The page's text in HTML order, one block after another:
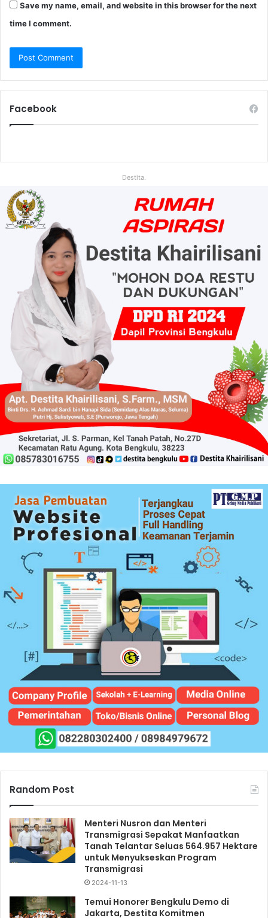
Save my name, email, and website in this browser for the next
time I comment.
Facebook
Destita.
Random Post
Menteri Nusron dan Menteri
Transmigrasi Sepakat Manfaatkan
Tanah Telantar Seluas 564.957 Hektare
untuk Menyukseskan Program
Transmigrasi
2024-11-13
Temui Honorer Bengkulu Demo di
Jakarta, Destita Komitmen